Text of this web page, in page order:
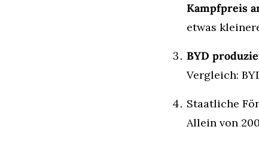
Kampfpreis
etwas
BYD
Vergleich:
Staatliche
Allein von